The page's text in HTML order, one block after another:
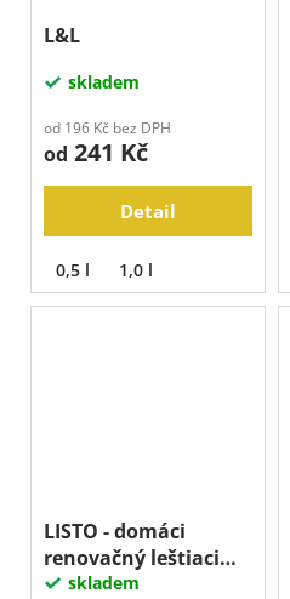
L&L
skladem
od 196 Kč bez DPH
od 241 Kč
Detail
0,5 l 1,0 l
LISTO - domáci
renovačný leštiaci
vosk - 250 ml
skladem